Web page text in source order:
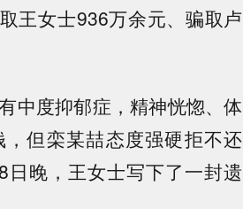
王女士936万余元、骗取卢
中度抑郁症，精神恍惚、体
但栾某喆态度强硬拒不还
晚，王女士写下了一封遗